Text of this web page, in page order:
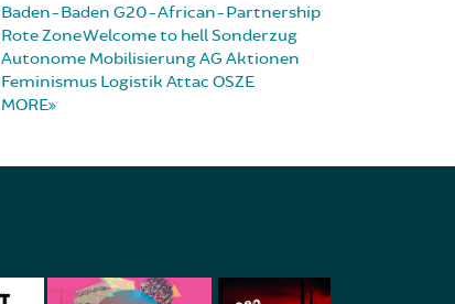
Baden-Baden G20-African-Partnership
Rote ZoneWelcome to hellSonderzug
Autonome MobilisierungAG Aktionen
Feminismus Logistik Attac OSZE
MORE